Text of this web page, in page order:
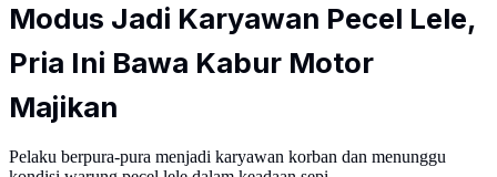
Modus Jadi Karyawan Pecel Lele,
Pria Ini Bawa Kabur Motor
Majikan
Pelaku berpura-pura menjadi karyawan korban dan menunggu